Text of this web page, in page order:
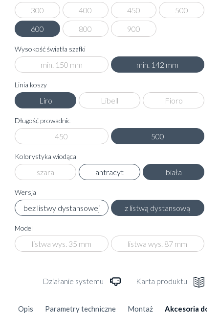
300 400 450
500
600
800 900
Wysokość światła szafki
min. 150 mm min. 142 mm
Linia koszy
Liro Libell Fioro
Długość prowadnic
450 500
Kolorystyka wiodąca
szara antracyt biała
Wersja
bez listwy dystansowej z listwą dystansową
Model
listwa wys. 35 mm listwa wys. 87 mm
Karta produktu
Działanie systemu
Opis Parametry techniczne Montaż Akcesoria